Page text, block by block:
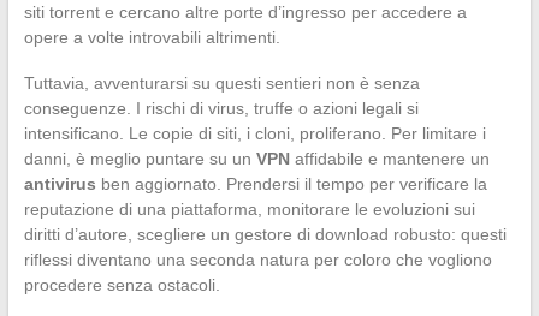
siti torrent e cercano altre porte d’ingresso per accedere a
opere a volte introvabili altrimenti.
Tuttavia, avventurarsi su questi sentieri non è senza
conseguenze. I rischi di virus, truffe o azioni legali si
intensificano. Le copie di siti, i cloni, proliferano. Per limitare i
danni, è meglio puntare su un VPNaffidabile e mantenere un
antivirus ben aggiornato. Prendersi il tempo per verificare la
reputazione di una piattaforma, monitorare le evoluzioni sui
diritti d’autore, scegliere un gestore di download robusto: questi
riflessi diventano una seconda natura per coloro che vogliono
procedere senza ostacoli.